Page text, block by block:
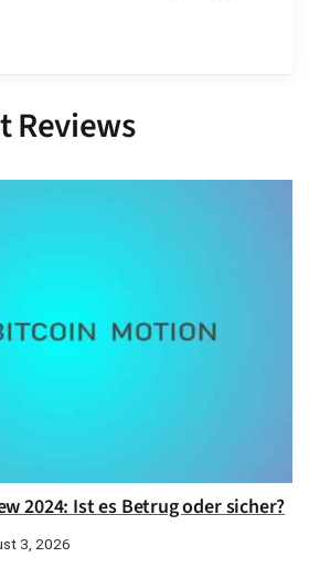
Reviews
2024: Ist es Betrug oder sicher?
3, 2026